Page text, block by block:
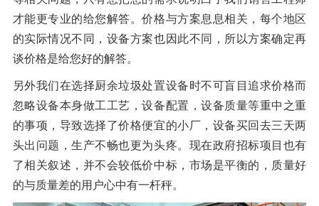
才能更专业的给您解答。价格与方案息息相关，每个地区
的实际情况不同，设备方案也因此不同，所以方案确定再
谈价格是给您好的解答。
另外我们在选择厨余垃圾处置设备时不可盲目追求价格而
忽略设备本身做工工艺，设备配置，设备质量等重中之重
的事项，导致选择了价格便宜的小厂，设备买回去三天两
头出问题，生产不畅也更为头疼。现在政府招标项目也有
了相关叙述，并不会较低价中标，市场是平衡的，质量好
的与质量差的用户心中有一杆秤。